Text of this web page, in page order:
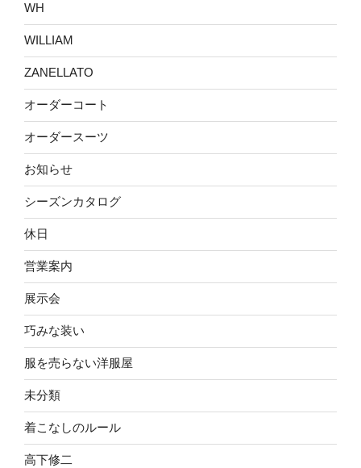
WH
WILLIAM
ZANELLATO
オーダーコート
オーダースーツ
お知らせ
シーズンカタログ
休日
営業案内
展示会
巧みな装い
服を売らない洋服屋
未分類
着こなしのルール
高下修二